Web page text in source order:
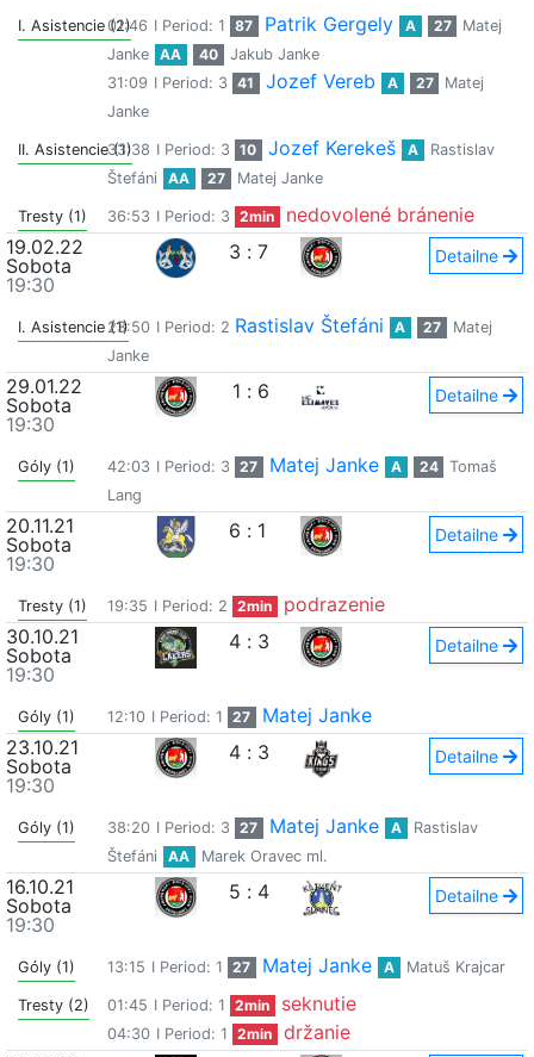
I. Asistencie (2)
01:46 I Period: 1 87 Patrik Gergely A 27
Matej
Janke
AA 40
Jakub Janke
31:09 I Period: 3 41 Jozef Vereb A 27
Matej
Janke
II. Asistencie (1)
33:38 I Period: 3 10 Jozef Kerekeš A
Rastislav
Štefáni
AA 27 Matej Janke
Tresty (1) 36:53 I Period: 3 2min
nedovolené bránenie
19.02.22
Sobota
19:30
3 : 7 Detailne
I. Asistencie (1)23:50 I Period: 2 Rastislav Štefáni A 27
Matej
Janke
29.01.22
Sobota
19:30
1 : 6 Detailne
Góly (1) 42:03 I Period: 3 27 Matej Janke A 24
Tomaš
Lang
20.11.21
Sobota
19:30
6 : 1 Detailne
Tresty (1) 19:35 I Period: 2 2min
podrazenie
30.10.21
Sobota
19:30
4 : 3 Detailne
Góly (1) 12:10 I Period: 1 27
Matej Janke
23.10.21
Sobota
19:30
4 : 3 Detailne
Góly (1) 38:20 I Period: 3 27 Matej Janke A
Rastislav
Štefáni
AA Marek Oravec ml.
16.10.21
Sobota
19:30
5 : 4 Detailne
Góly (1) 13:15 I Period: 1 27 Matej Janke A Matuš Krajcar
Tresty (2) 01:45 I Period: 1 2min seknutie
04:30 I Period: 1 2min
držanie